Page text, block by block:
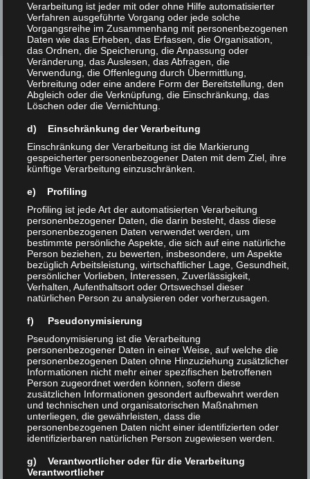
WE DO CARE
Sportveranstaltungen sind eine große Last für die
Umwelt. Unzählige Plastikbecher wander in den
Müll, Flyer werden ungelesen weggeworfen,
Badekappen stapeln sich im Schrank. Wir bemühen
uns eine umweltverträgliche und nachhaltige
Veranstaltung zu organisieren. Für die Badekappen
führen wir ein Pfandsystem ein. Wer seine
Badekappe als Andenken behalten möchte, der
kann das gerne tun. Wenn du keine Verwendung
dafür hast, oder du keine 15. Badekappe brauchst
kannst du diese gegen den Pfandwert wieder
zurückgeben. Wir drucken nur sparsam Flyer und
verteilen diese nur dort, wo sie auch tatsächlich
auf Interesse stoßen. Um auch bei der An- und
Abreise den Fußabdruck so klein wie möglich zu
halten gibt es Möglichkeiten mit öffentlichen
Verkehrsmitteln zum Wettkampfarreal zu
gelangen. Mit der Bahn OE65 gelangst du zum
Bahnhof Hagenwerder. Mit dem Auto könnt ihr
Fahrgemeinschaften bilden, oder ihr nutzt die
Verarbeitung ist jeder mit oder ohne Hilfe automatisierter
Verfahren ausgeführte Vorgang oder jede solche
Vorgangsreihe im Zusammenhang mit personenbezogenen
Daten wie das Erheben, das Erfassen, die Organisation,
das Ordnen, die Speicherung, die Anpassung oder
Veränderung, das Auslesen, das Abfragen, die
Verwendung, die Offenlegung durch Übermittlung,
Verbreitung oder eine andere Form der Bereitstellung, den
Abgleich oder die Verknüpfung, die Einschränkung, das
Löschen oder die Vernichtung.
d) Einschränkung der Verarbeitung
Einschränkung der Verarbeitung ist die Markierung
gespeicherter personenbezogener Daten mit dem Ziel, ihre
künftige Verarbeitung einzuschränken.
e) Profiling
Profiling ist jede Art der automatisierten Verarbeitung
personenbezogener Daten, die darin besteht, dass diese
personenbezogenen Daten verwendet werden, um
bestimmte persönliche Aspekte, die sich auf eine natürliche
Person beziehen, zu bewerten, insbesondere, um Aspekte
bezüglich Arbeitsleistung, wirtschaftlicher Lage, Gesundheit,
persönlicher Vorlieben, Interessen, Zuverlässigkeit,
Verhalten, Aufenthaltsort oder Ortswechsel dieser
natürlichen Person zu analysieren oder vorherzusagen.
f) Pseudonymisierung
Pseudonymisierung ist die Verarbeitung
personenbezogener Daten in einer Weise, auf welche die
personenbezogenen Daten ohne Hinzuziehung zusätzlicher
Informationen nicht mehr einer spezifischen betroffenen
Person zugeordnet werden können, sofern diese
zusätzlichen Informationen gesondert aufbewahrt werden
und technischen und organisatorischen Maßnahmen
unterliegen, die gewährleisten, dass die
personenbezogenen Daten nicht einer identifizierten oder
identifizierbaren natürlichen Person zugewiesen werden.
g) Verantwortlicher oder für die Verarbeitung
Verantwortlicher